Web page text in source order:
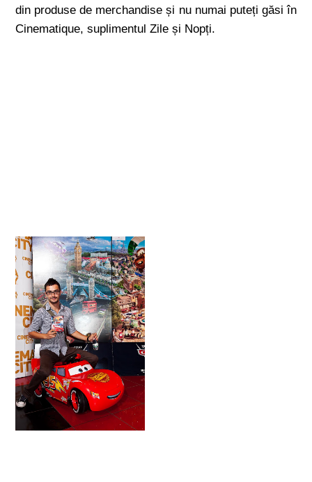
din produse de merchandise și nu numai puteți găsi în
Cinematique, suplimentul Zile și Nopți.